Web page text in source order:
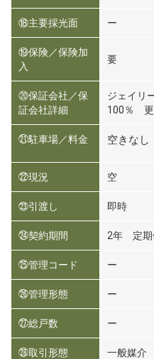
⑱主要採光面 ー
⑲保険／保険加
入
要
⑳保証会社／保
証会社詳細
ジェイリ
100％ 更
㉑駐車場／料金 空きなし
㉒現況 空
㉓引渡し 即時
㉔契約期間 2年 定期
㉕管理コード ー
㉖管理形態 ー
㉗総戸数 ー
㉘取引形態 一般媒介